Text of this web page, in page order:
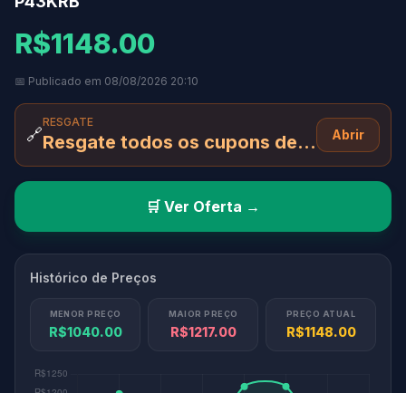
R$1148.00
📅 Publicado em 08/08/2026 20:10
🔗
RESGATE
Resgate todos os cupons desta página e aplique no final da compra Abrir
🛒 Ver Oferta →
Histórico de Preços
MENOR PREÇO
R$1040.00
MAIOR PREÇO
R$1217.00
PREÇO ATUAL
R$1148.00